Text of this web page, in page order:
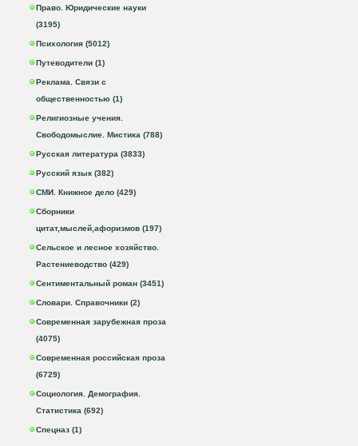
Право. Юридические науки
(3195)
Психология (5012)
Путеводители (1)
Реклама. Связи с
общественностью (1)
Религиозные учения.
Свободомыслие. Мистика (788)
Русская литература (3833)
Русский язык (382)
СМИ. Книжное дело (429)
Сборники
цитат,мыслей,афоризмов (197)
Сельское и лесное хозяйство.
Растениеводство (429)
Сентиментальный роман (3451)
Словари. Справочники (2)
Современная зарубежная проза
(4075)
Современная российская проза
(6729)
Социология. Демография.
Статистика (692)
Спецназ (1)